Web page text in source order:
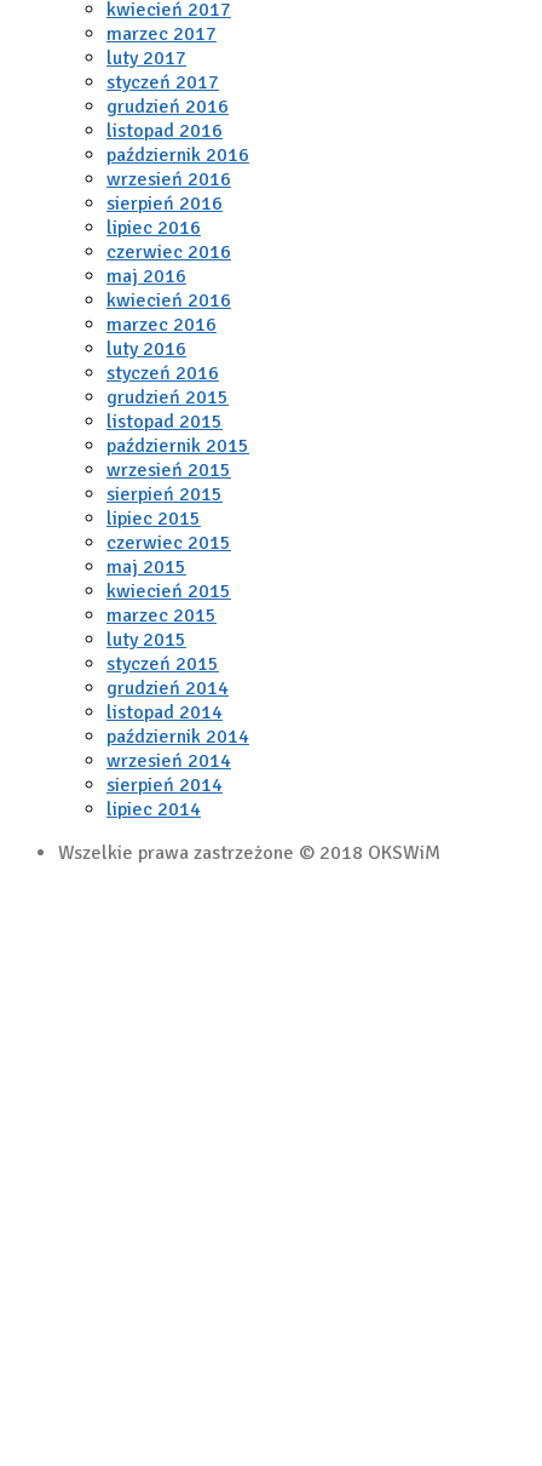
kwiecień 2017
marzec 2017
luty 2017
styczeń 2017
grudzień 2016
listopad 2016
październik 2016
wrzesień 2016
sierpień 2016
lipiec 2016
czerwiec 2016
maj 2016
kwiecień 2016
marzec 2016
luty 2016
styczeń 2016
grudzień 2015
listopad 2015
październik 2015
wrzesień 2015
sierpień 2015
lipiec 2015
czerwiec 2015
maj 2015
kwiecień 2015
marzec 2015
luty 2015
styczeń 2015
grudzień 2014
listopad 2014
październik 2014
wrzesień 2014
sierpień 2014
lipiec 2014
Wszelkie prawa zastrzeżone © 2018 OKSWiM